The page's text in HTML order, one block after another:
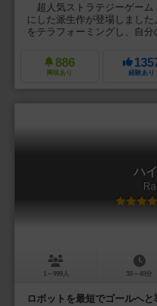
超人気ストラテジーゲーム
にした派生作が登場しまし
をテラフォーミングし、自
886
興味あり 経験あり
ハ
1～999人 30～40分
ロボットを最短でゴールへ